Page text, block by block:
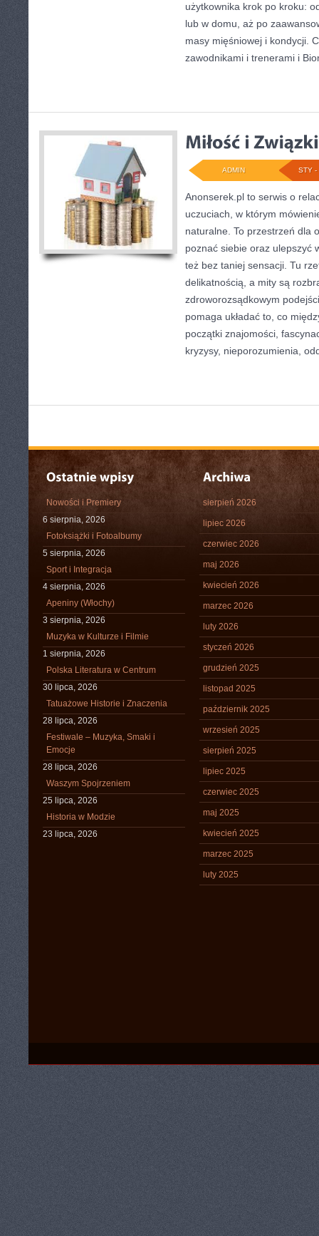
użytkownika krok po kroku:
lub w domu, aż po
masy mięśniowej i kondycji.
zawodnikami i trenerami i
STY -
ADMIN
Anonserek.pl to serwis o
uczuciach, w którym
naturalne. To przestrzeń dla
poznać siebie oraz ulepszyć
też bez taniej sensacji. Tu
delikatnością, a mity są
zdroworozsądkowym
pomaga układać to, co
początki znajomości,
kryzysy, nieporozumienia,
Nowości i Premiery
6 sierpnia, 2026
Fotoksiążki i Fotoalbumy
5 sierpnia, 2026
Sport i Integracja
4 sierpnia, 2026
Apeniny (Włochy)
3 sierpnia, 2026
Muzyka w Kulturze i Filmie
1 sierpnia, 2026
Polska Literatura w Centrum
30 lipca, 2026
Tatuażowe Historie i Znaczenia
28 lipca, 2026
Festiwale – Muzyka, Smaki i
Emocje
28 lipca, 2026
Waszym Spojrzeniem
25 lipca, 2026
Historia w Modzie
23 lipca, 2026
sierpień 2026
lipiec 2026
czerwiec 2026
maj 2026
kwiecień 2026
marzec 2026
luty 2026
styczeń 2026
grudzień 2025
listopad 2025
październik 2025
wrzesień 2025
sierpień 2025
lipiec 2025
czerwiec 2025
maj 2025
kwiecień 2025
marzec 2025
luty 2025